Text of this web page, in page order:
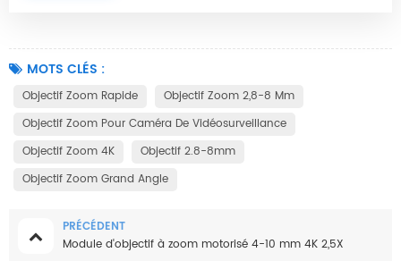
MOTS CLÉS :
Objectif Zoom Rapide
Objectif Zoom 2,8-8 Mm
Objectif Zoom Pour Caméra De Vidéosurveillance
Objectif Zoom 4K
Objectif 2.8-8mm
Objectif Zoom Grand Angle
PRÉCÉDENT
Module d'objectif à zoom motorisé 4-10 mm 4K 2,5X